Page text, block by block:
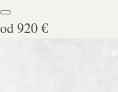
od920 €